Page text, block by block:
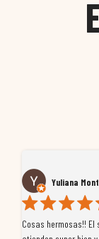
Yuliana
Cosas hermosas!!